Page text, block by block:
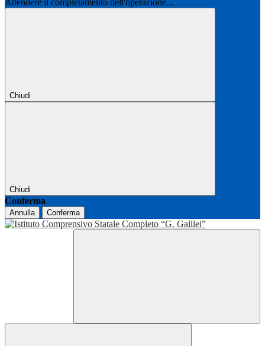
Attendere il completamento dell'operazione...
Chiudi
Chiudi
Conferma
Annulla Conferma